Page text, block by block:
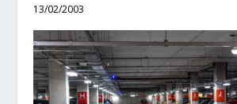
13/02/2003